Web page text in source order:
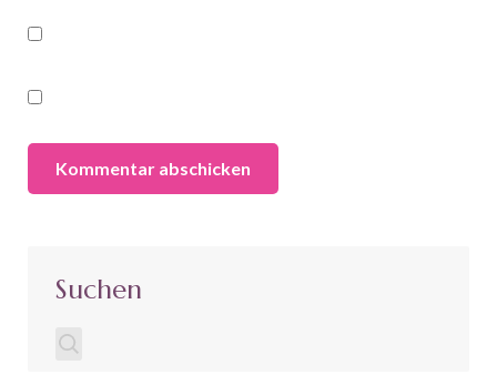
Suchen